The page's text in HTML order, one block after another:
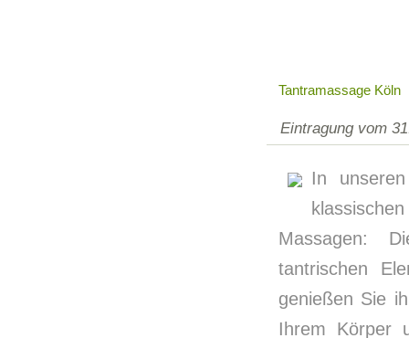
Tantramassage Köln
Eintragung vom
In
Massagen:
tantrischen
genießen Sie
Ihrem Körper